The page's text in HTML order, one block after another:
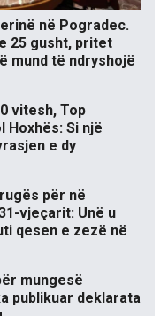
në Pogradec.
25 gusht, pritet
mund të ndryshojë
vitesh, Top
Hoxhës: Si një
e dy
për në
vjeçarit: Unë u
qesen e zezë në
mungesë
publikuar deklarata